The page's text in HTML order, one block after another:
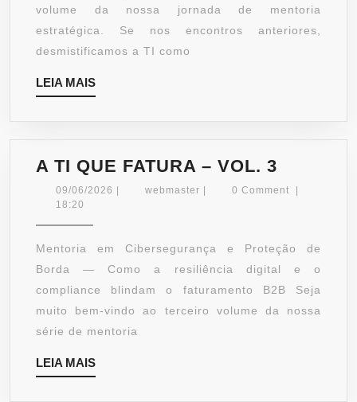
INTELIGÊNCIA
DE
E
volume da nossa jornada de mentoria
estratégica. Se nos encontros anteriores,
desmistificamos a TI como
LEIA MAISLEIA
MAIS
A TI QUE FATURA – VOL. 3
TI
–
VOL.
3
09/06/2026 09/06/2026
| webmaster webmaster
| 0 Comment
|
18:20
Mentoria em Cibersegurança e Proteção de
Borda — Como a resiliência digital e o
compliance blindam o faturamento B2B Seja
muito bem-vindo ao terceiro volume da nossa
série de mentoria
LEIA MAISLEIA
MAIS